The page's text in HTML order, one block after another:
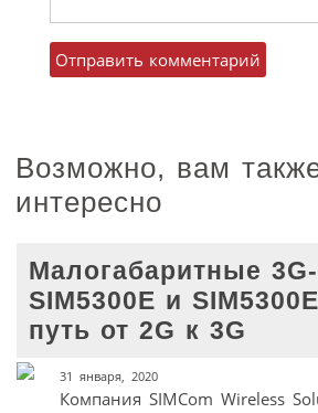
Возможно, вам
интересно
Малогабаритные
SIM5300E и
путь от 2G к 3G
31 января, 2020
Компания SIMCom Wireless